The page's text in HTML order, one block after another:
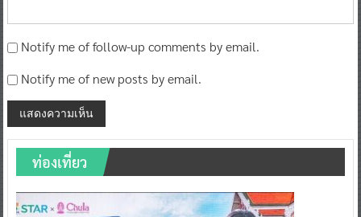
Notify me of follow-up comments by email.
Notify me of new posts by email.
ท่องเที่ยว